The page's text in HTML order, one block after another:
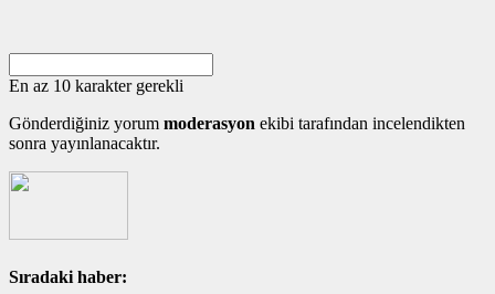
En az 10 karakter gerekli
Gönderdiğiniz yorum moderasyon ekibi tarafından incelendikten
sonra yayınlanacaktır.
Sıradaki haber: